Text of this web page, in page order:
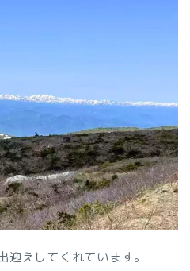
えしてくれています。